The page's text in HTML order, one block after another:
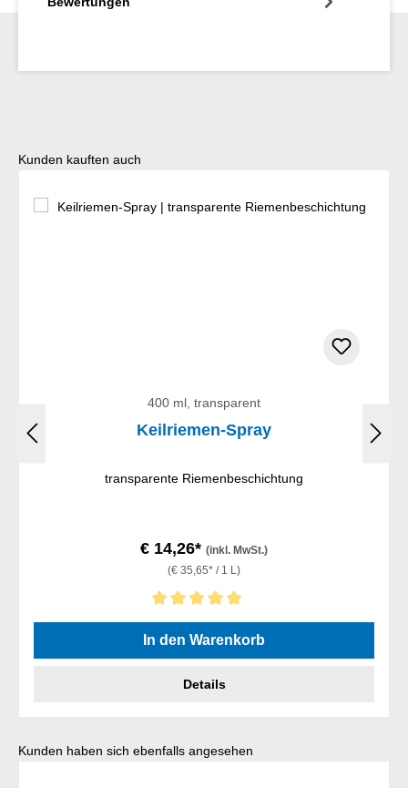
Produktgalerie überspringen
Kunden kauften auch
400 ml, transparent
Keilriemen-Spray
transparente Riemenbeschichtung
€ 14,26* (inkl. MwSt.)
(€ 35,65* / 1 L)
Durchschnittliche Bewertung von 5 von 5 Sternen
In den Warenkorb
Details
Produktgalerie überspringen
Kunden haben sich ebenfalls angesehen